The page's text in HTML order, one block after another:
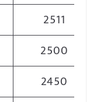
2511
2500
2450